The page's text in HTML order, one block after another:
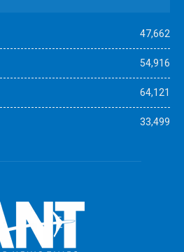
47,662
54,916
64,121
33,499